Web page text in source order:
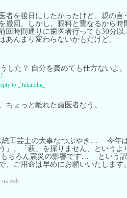
者を後日にしたかったけど、親の言
撤回。しかし、眼科と重なるから時
回時間通りに歯医者行っても30分以
あんまり変わらないかもだけど。
した？ 自分を責めても仕方ないよ
to _Tukinoha_
ちょっと離れた歯医者なう。
統工芸士の大事なつぶやき… 今年
」、「萩」を採りません、というよ
ちろん震災の影響です… という訳
、ご用命は早めにお願いいたします
via web